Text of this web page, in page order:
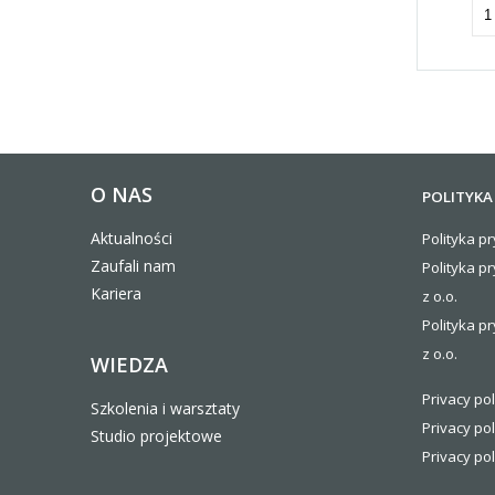
O NAS
Aktualności
Zaufali nam
Kariera
WIEDZA
Szkolenia i warsztaty
Studio projektowe
Polityka
Polityka
z o.o.
Polityka
z o.o.
Privacy
Privacy
Privacy